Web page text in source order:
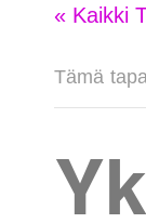
« Kaikki
Tämä